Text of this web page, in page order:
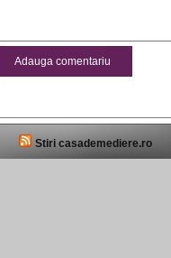
Stiri casademediere.ro